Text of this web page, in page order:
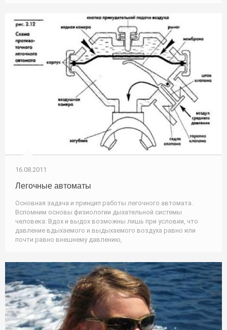
16.08.2011
Легочные автоматы
Основная задача и принцип работы легочного автомата.
Вспомним основы физиологии дыхательной системы
человека: Вдох и выдох возможны лишь при условии, что
давление вдыхаемого и выдыхаемого воздуха равно или
почти равно внешнему давлению,